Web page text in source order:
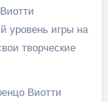
уровень игры на
творческие
Виотти